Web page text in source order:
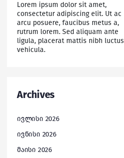
Lorem ipsum dolor sit amet,
consectetur adipiscing elit. Ut ac
arcu posuere, faucibus metus a,
rutrum lorem. Sed aliquam ante
ligula, placerat mattis nibh luctus
vehicula.
Archives
ივლისი 2026
ივნისი 2026
მაისი 2026